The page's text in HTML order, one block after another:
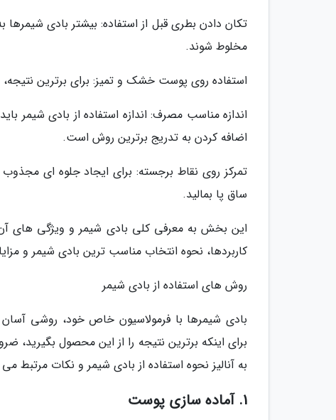
تکان دادن بطری قبل از استفاده: بیشتر بادی شیمرها
مخلوط شوند.
استفاده روی پوست خشک و تمیز: برای برترین
اندازه مناسب مصرف: اندازه استفاده از بادی شیمر
اضافه کردن به تدریج برترین روش است.
تمرکز روی نقاط برجسته: برای ایجاد جلوه ای مجذوب
ساق پا بمالید.
این بخش به معرفی کلی بادی شیمر و ویژگی های
کاربردها، نحوه انتخاب مناسب ترین بادی شیمر و
روش های استفاده از بادی شیمر
بادی شیمرها با فرمولاسیون خاص خود، روشی
برای اینکه برترین نتیجه را از این محصول
به آنالیز نحوه استفاده از بادی شیمر و نکات مرتبط می
1. آماده سازی پوست